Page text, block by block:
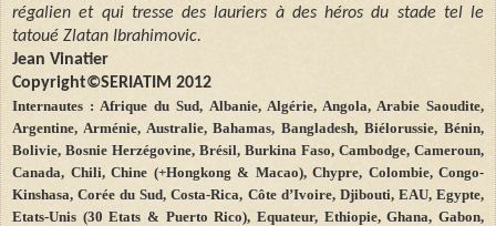
régalien et qui tresse des lauriers à des héros du stade tel le
tatoué Zlatan Ibrahimovic.
Jean Vinatier
Copyright©SERIATIM 2012
Internautes : Afrique du Sud, Albanie, Algérie, Angola, Arabie Saoudite,
Argentine, Arménie, Australie, Bahamas, Bangladesh, Biélorussie, Bénin,
Bolivie, Bosnie Herzégovine, Brésil, Burkina Faso, Cambodge, Cameroun,
Canada, Chili, Chine (+Hongkong & Macao), Chypre, Colombie, Congo-
Kinshasa, Corée du Sud, Costa-Rica, Côte d’Ivoire, Djibouti, EAU, Egypte,
Etats-Unis (30 Etats & Puerto Rico), Equateur, Ethiopie, Ghana, Gabon,